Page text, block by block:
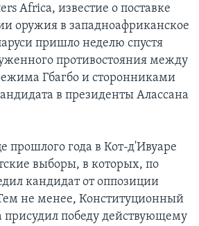
Africa, известие о поставке
оружия в западноафриканское
пришло неделю спустя
противостояния между
Гбагбо и сторонниками
в президенты Алассана
года в Кот-д'Ивуаре
выборы, в которых, по
кандидат от оппозиции
не менее, Конституционный
присудил победу действующему